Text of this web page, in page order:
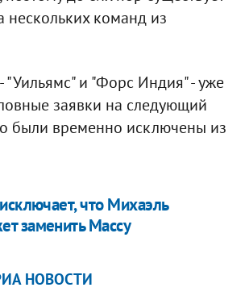
нескольких команд из
и "Форс Индия" - уже
заявки на следующий
были временно исключены из
что Михаэль
заменить Массу
НОВОСТИ